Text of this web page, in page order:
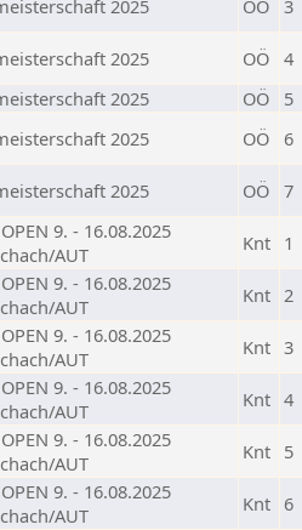
2025 OÖ 3
2025 OÖ 4
2025 OÖ
5
2025 OÖ 6
2025 OÖ 7
OPEN 9. - 16.08.2025
AUT
Knt 1
OPEN 9. - 16.08.2025
AUT
Knt 2
OPEN 9. - 16.08.2025
AUT
Knt 3
OPEN 9. - 16.08.2025
AUT
Knt 4
OPEN 9. - 16.08.2025
AUT
Knt 5
OPEN 9. - 16.08.2025
AUT
Knt 6